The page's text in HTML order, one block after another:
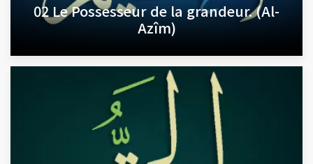
02 Le Possesseur de la grandeur. (Al-
Azîm)